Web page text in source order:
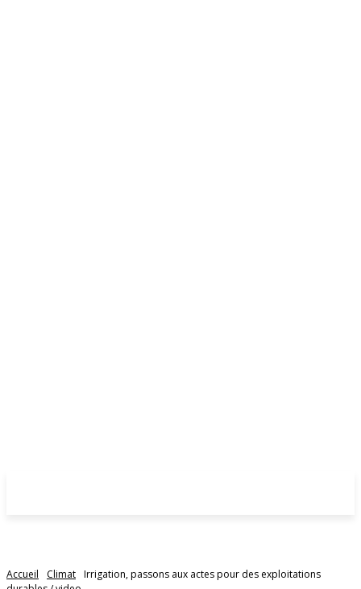
Accueil Climat Irrigation, passons aux actes pour des exploitations